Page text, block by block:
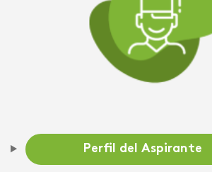
Perfil del